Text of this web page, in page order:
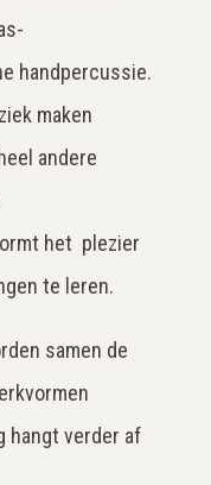
handpercussie.
maken
andere
het plezier
te leren.
samen de
hangt verder af